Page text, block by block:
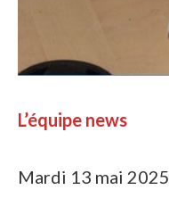
L’équipe news
Mardi 13 mai 2025